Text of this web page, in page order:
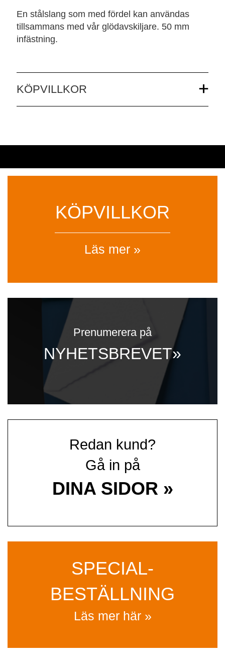
En stålslang som med fördel kan användas
tillsammans med vår glödavskiljare. 50 mm
infästning.
KÖPVILLKOR
KÖPVILLKOR
Läs mer »
Prenumerera på
NYHETSBREVET»
Redan kund?
Gå in på
DINA SIDOR »
SPECIAL­
BESTÄLLNING
Läs mer här »